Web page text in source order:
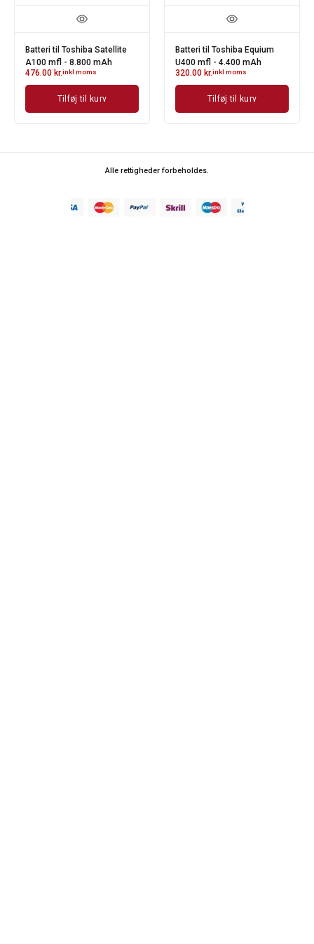
Batteri til Toshiba Satellite
A100 mfl - 8.800 mAh
476.00 kr.inkl moms
Tilføj til kurv
Batteri til Toshiba Equium
U400 mfl - 4.400 mAh
320.00 kr.inkl moms
Tilføj til kurv
Alle rettigheder forbeholdes.